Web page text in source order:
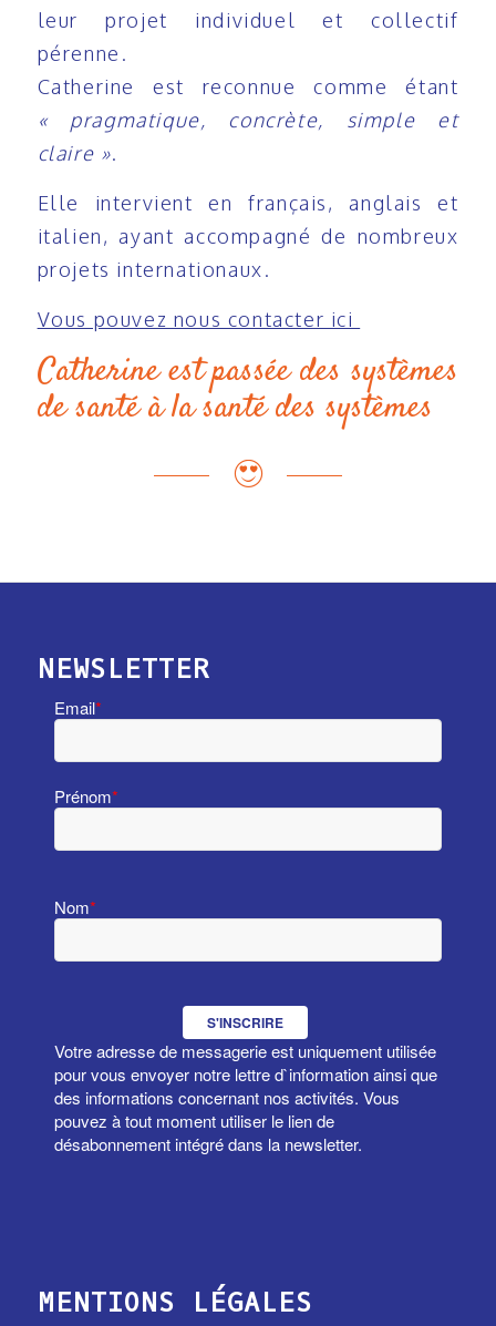
leur projet individuel et collectif
pérenne.
Catherine est reconnue comme étant
« pragmatique, concrète, simple et
claire ».
Elle intervient en français, anglais et
italien, ayant accompagné de nombreux
projets internationaux.
Vous pouvez nous contacter ici
Catherine est passée des systèmes
de santé à la santé des systèmes
NEWSLETTER
Email*
Prénom*
Nom*
S'INSCRIRE
Votre adresse de messagerie est uniquement utilisée
pour vous envoyer notre lettre d`information ainsi que
des informations concernant nos activités. Vous
pouvez à tout moment utiliser le lien de
désabonnement intégré dans la newsletter.
MENTIONS LÉGALES